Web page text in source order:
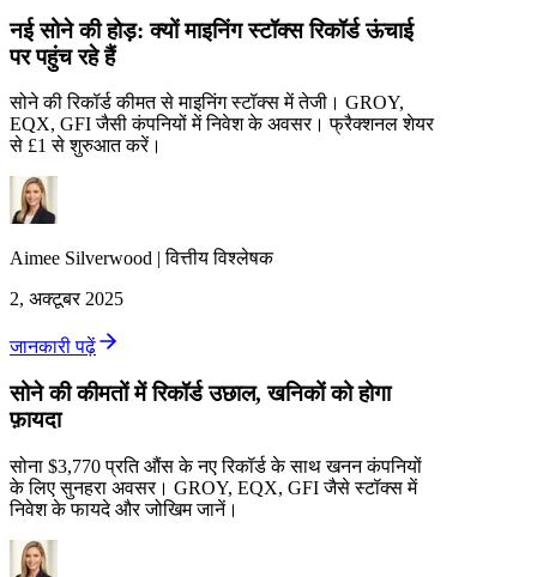
नई सोने की होड़: क्यों माइनिंग स्टॉक्स रिकॉर्ड ऊंचाई
पर पहुंच रहे हैं
सोने की रिकॉर्ड कीमत से माइनिंग स्टॉक्स में तेजी। GROY,
EQX, GFI जैसी कंपनियों में निवेश के अवसर। फ्रैक्शनल शेयर
से £1 से शुरुआत करें।
Aimee Silverwood |वित्तीय विश्लेषक
2, अक्टूबर 2025
जानकारी पढ़ें
सोने की कीमतों में रिकॉर्ड उछाल, खनिकों को होगा
फ़ायदा
सोना $3,770 प्रति औंस के नए रिकॉर्ड के साथ खनन कंपनियों
के लिए सुनहरा अवसर। GROY, EQX, GFI जैसे स्टॉक्स में
निवेश के फायदे और जोखिम जानें।